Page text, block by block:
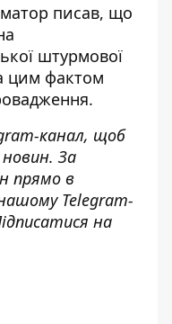
писав, що
штурмової
цим фактом
канал, щоб
За
прямо в
Telegram-
на